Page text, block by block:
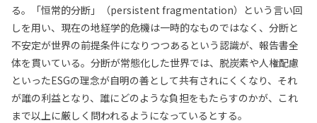
る。「恒常的分断」（persistent fragmentation）という言い回
しを用い、現在の地経学的危機は一時的なものではなく、分断と
不安定が世界の前提条件になりつつあるという認識が、報告書全
体を貫いている。分断が常態化した世界では、脱炭素や人権配慮
といったESGの理念が自明の善として共有されにくくなり、それ
が誰の利益となり、誰にどのような負担をもたらすのかが、これ
まで以上に厳しく問われるようになっているとする。